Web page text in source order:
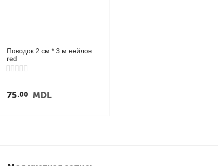
Поводок 2 см * 3 м нейлон
red
75 00 MDL